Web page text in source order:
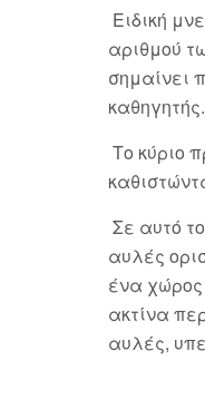
Ειδική
αριθμού
σημαίνει
καθηγητής.
Το κύριο
Σε αυτό
αυλές
ένα χώρος
ακτίνα
αυλές,